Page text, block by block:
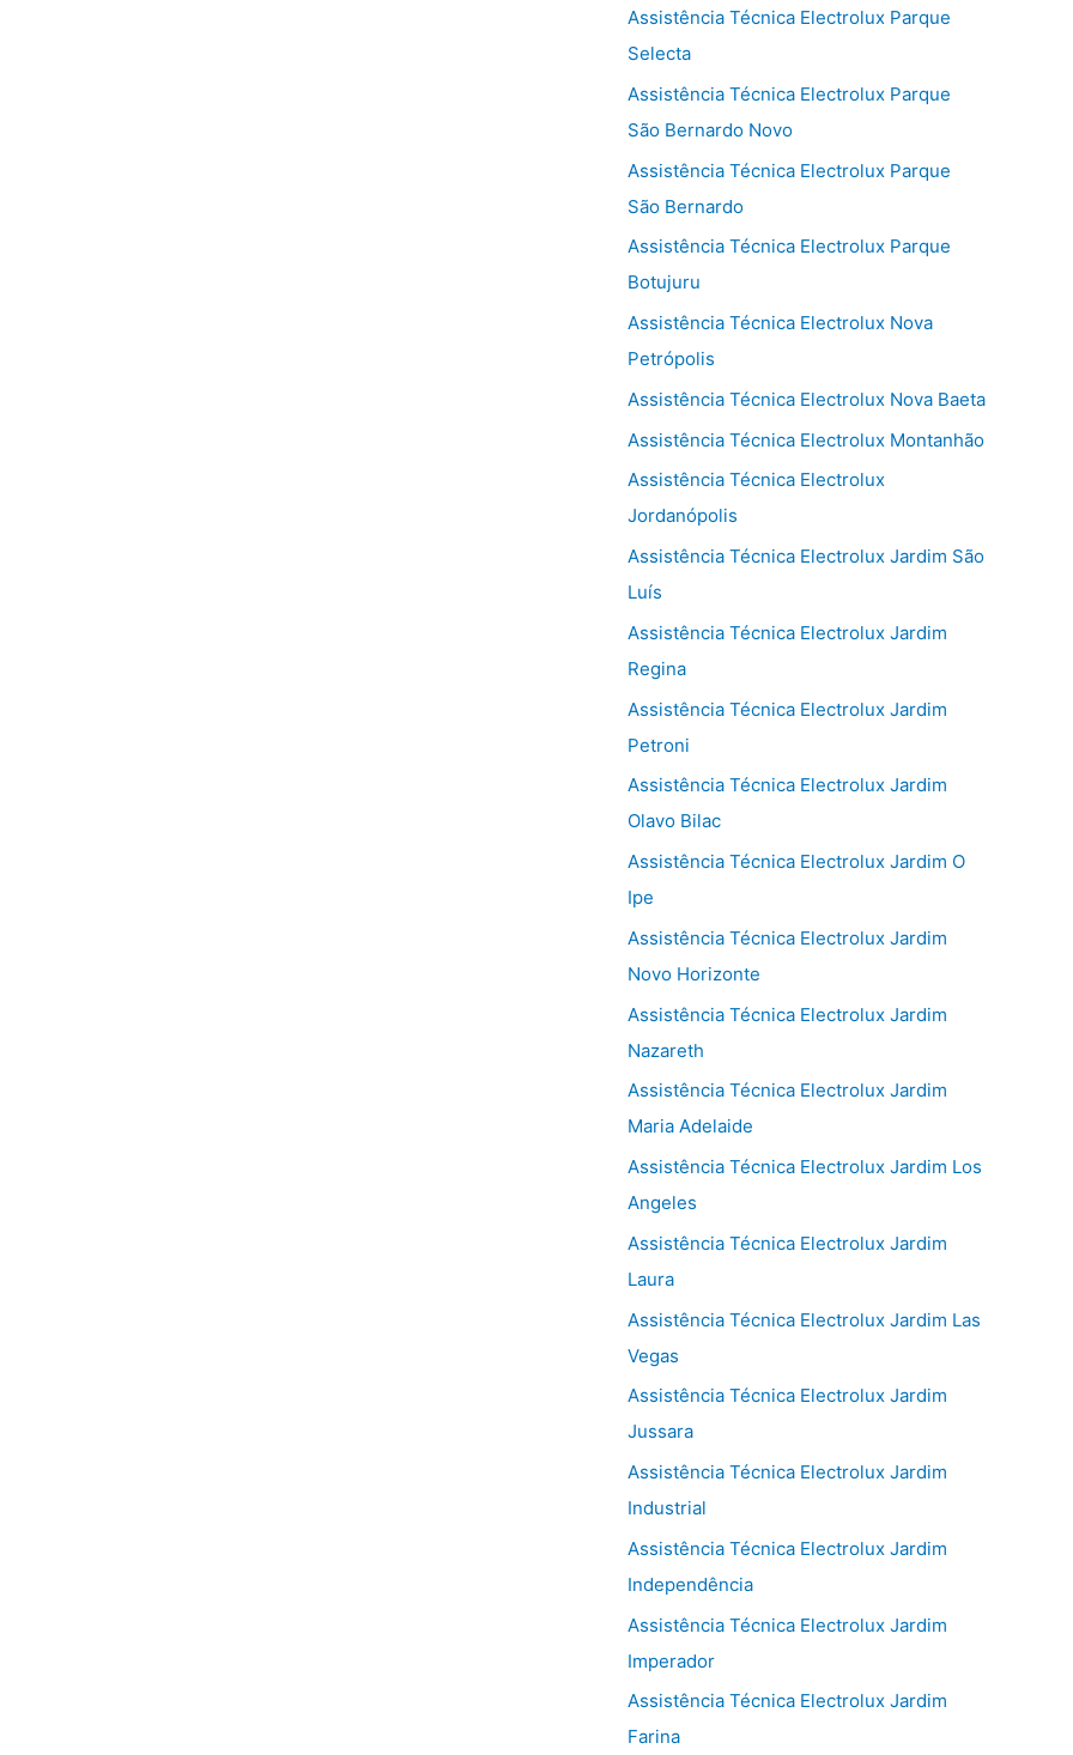
Assistência Técnica Electrolux Parque
Selecta
Assistência Técnica Electrolux Parque
São Bernardo Novo
Assistência Técnica Electrolux Parque
São Bernardo
Assistência Técnica Electrolux Parque
Botujuru
Assistência Técnica Electrolux Nova
Petrópolis
Assistência Técnica Electrolux Nova Baeta
Assistência Técnica Electrolux Montanhão
Assistência Técnica Electrolux
Jordanópolis
Assistência Técnica Electrolux Jardim São
Luís
Assistência Técnica Electrolux Jardim
Regina
Assistência Técnica Electrolux Jardim
Petroni
Assistência Técnica Electrolux Jardim
Olavo Bilac
Assistência Técnica Electrolux Jardim O
Ipe
Assistência Técnica Electrolux Jardim
Novo Horizonte
Assistência Técnica Electrolux Jardim
Nazareth
Assistência Técnica Electrolux Jardim
Maria Adelaide
Assistência Técnica Electrolux Jardim Los
Angeles
Assistência Técnica Electrolux Jardim
Laura
Assistência Técnica Electrolux Jardim Las
Vegas
Assistência Técnica Electrolux Jardim
Jussara
Assistência Técnica Electrolux Jardim
Industrial
Assistência Técnica Electrolux Jardim
Independência
Assistência Técnica Electrolux Jardim
Imperador
Assistência Técnica Electrolux Jardim
Farina